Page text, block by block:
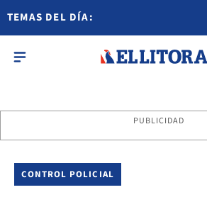
TEMAS DEL DÍA:
PUBLICIDAD
CONTROL POLICIAL